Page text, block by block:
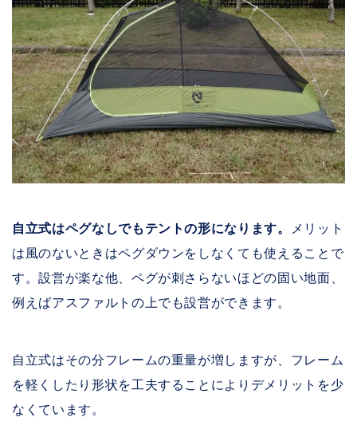
自立式はペグなしでもテントの形になります。
メリット
は風のないときはペグダウンをしなくても使えることで
す。設営が楽な他、ペグが刺さらないほどの固い地面、
例えばアスファルトの上でも設営ができます。
自立式はその分フレームの重量が増しますが、フレーム
を軽くしたり形状を工夫することによりデメリットを少
なくています。